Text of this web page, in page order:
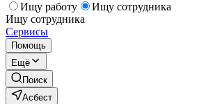
Ищу работу
Ищу сотрудника
Ищу сотрудника
Сервисы
Помощь
Ещё
Поиск
Асбест